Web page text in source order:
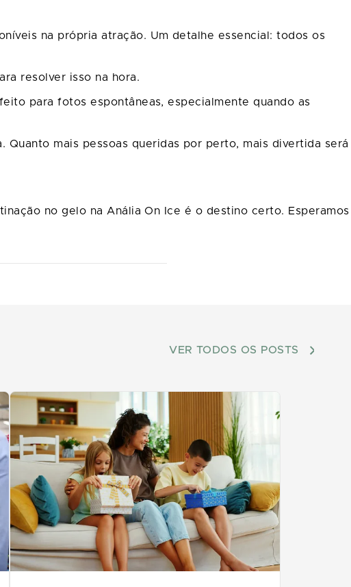
na própria atração. Um detalhe essencial: todos os
resolver isso na hora.
para fotos espontâneas, especialmente quando as
mais pessoas queridas por perto, mais divertida será
no gelo na Anália On Ice é o destino certo. Esperamos
VER TODOS OS POSTS